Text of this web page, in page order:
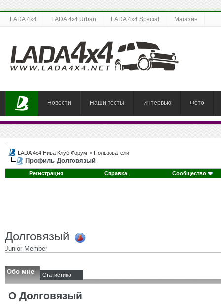
LADA 4x4 LADA 4x4 Urban LADA 4x4 Special Магазин
Новости Наши тесты Интервью Фото
LADA 4x4 Нива Клуб Форум > Пользователи
Профиль Долговязый
Регистрация Справка Сообщество
Долговязый
Junior Member
Обо мне Статистика
О Долговязый